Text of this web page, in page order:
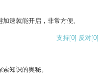
速就能开启，非常方便。
支持[0] 反对[0]
知识的奥秘。